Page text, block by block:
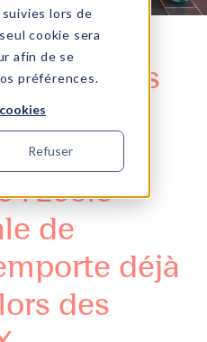
lors de
cookie sera
afin de se
préférences.
Refuser
relevé les
» Le
de
l'École
de
déjà
des